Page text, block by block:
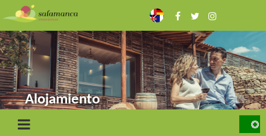
Pasar
al
contenido
principal
Alojamiento